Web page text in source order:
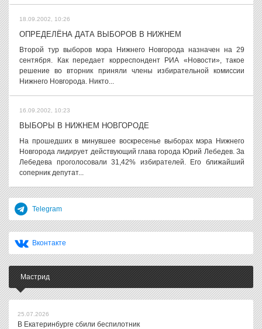
18.09.2002, 10:26
ОПРЕДЕЛЁНА ДАТА ВЫБОРОВ В НИЖНЕМ
Второй тур выборов мэра Нижнего Новгорода назначен на 29
сентября. Как передает корреспондент РИА «Новости», такое
решение во вторник приняли члены избирательной комиссии
Нижнего Новгорода. Никто...
16.09.2002, 10:23
ВЫБОРЫ В НИЖНЕМ НОВГОРОДЕ
На прошедших в минувшее воскресенье выборах мэра Нижнего
Новгорода лидирует действующий глава города Юрий Лебедев. За
Лебедева проголосовали 31,42% избирателей. Его ближайший
соперник депутат...
Telegram
Вконтакте
Мастрид
25.07.2026
В Екатеринбурге сбили беспилотник